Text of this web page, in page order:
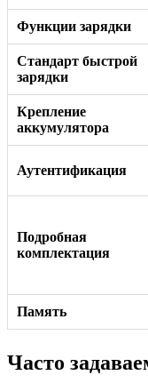
Функции зарядки
Стандарт быстрой
зарядки
Крепление
аккумулятора
Аутентификация
Подробная
комплектация
Память
Часто